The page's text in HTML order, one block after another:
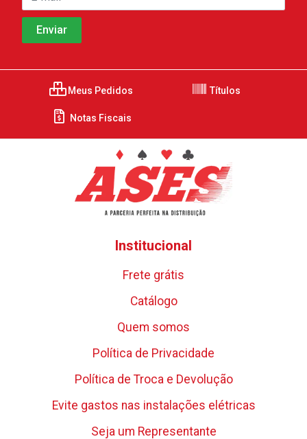
Meus Pedidos Títulos
Notas Fiscais
Institucional
Frete grátis
Catálogo
Quem somos
Política de Privacidade
Política de Troca e Devolução
Evite gastos nas instalações elétricas
Seja um Representante